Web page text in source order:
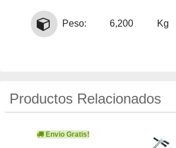
Peso: 6,200 Kg
Productos Relacionados
Envio Gratis!